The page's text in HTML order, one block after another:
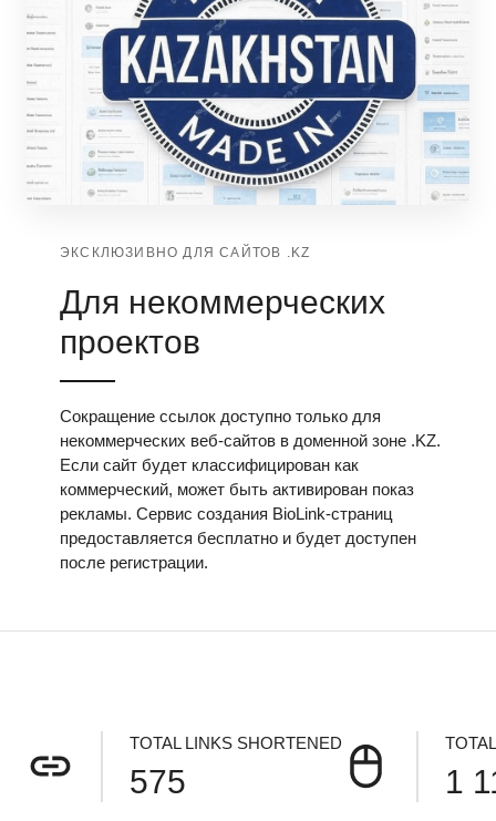
ЭКСКЛЮЗИВНО ДЛЯ САЙТОВ .KZ
Для некоммерческих
проектов
Сокращение ссылок доступно только для
некоммерческих веб-сайтов в доменной зоне .KZ.
Если сайт будет классифицирован как
коммерческий, может быть активирован показ
рекламы. Сервис создания BioLink-страниц
предоставляется бесплатно и будет доступен
после регистрации.
TOTAL LINKS SHORTENED
575 1